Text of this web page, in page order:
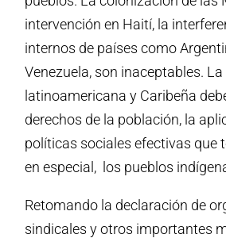
intervención en Haití, la
internos de países como
Venezuela, son inaceptables.
latinoamericana y Caribeña
derechos de la población, la
políticas sociales efectivas que
en especial, los pueblos
Retomando la declaración de
sindicales y otros importantes